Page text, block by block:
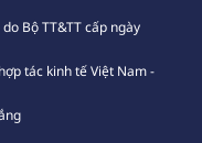
Bộ TT&TT cấp ngày
tác kinh tế Việt Nam -